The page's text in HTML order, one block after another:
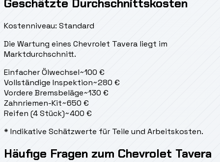
Kostenniveau: Standard
Die Wartung eines Chevrolet Tavera liegt im
Marktdurchschnitt.
Einfacher Ölwechsel~100 €
Vollständige Inspektion~280 €
Vordere Bremsbeläge~130 €
Zahnriemen-Kit~650 €
Reifen (4 Stück)~400 €
* Indikative Schätzwerte für Teile und Arbeitskosten.
Häufige Fragen zum Chevrolet Tavera